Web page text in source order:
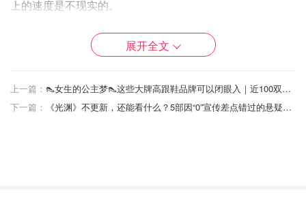
上的速度是不现实的。
第二选区的议员Maurice Smith说，在Aurora路上的
Ballantrae公立学校前面的另一个点，应该在未来的计划中
第一选区议员Hugo T. Kroon说："每个议员都会有一个喜欢
的地方来放置这些东西。"
展开全文
上一篇：
👠女生的公主梦👠这些大牌高跟鞋品牌可以闭眼入｜近100双高跟鞋合集
下一篇：
《光渊》不更新，还能看什么？5部因“0”宣传差点错过的悬疑推理好剧！